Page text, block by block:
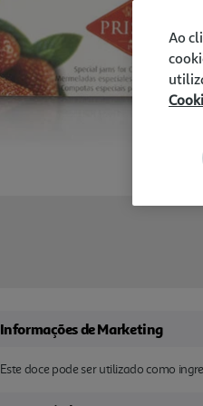
Informações de Marketing
Este doce pode ser utilizado como
Ao